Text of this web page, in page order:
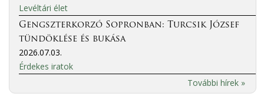
Levéltári élet
Gengszterkorzó Sopronban: Turcsik József
tündöklése és bukása
2026.07.03.
Érdekes iratok
További hírek »